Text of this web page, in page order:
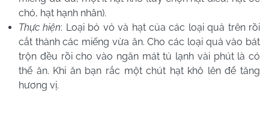
chó, hạt hạnh nhân).
Thực hiện: Loại bỏ vỏ và hạt của các loại quả trên rồi
cắt thành các miếng vừa ăn. Cho các loại quả vào bát
trộn đều rồi cho vào ngăn mát tủ lạnh vài phút là có
thể ăn. Khi ăn bạn rắc một chút hạt khô lên để tăng
hương vị.